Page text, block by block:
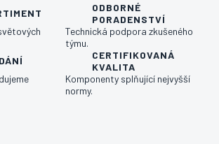
ODBORNÉ
PORADENSTVÍ
Technická podpora zkušeného
týmu.
CERTIFIKOVANÁ
KVALITA
Komponenty splňující nejvyšší
normy.